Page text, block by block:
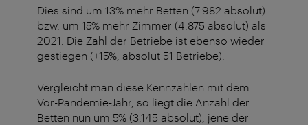
Dies sind um 13% mehr Betten (7.982 absolut)
bzw. um 15% mehr Zimmer (4.875 absolut) als
2021. Die Zahl der Betriebe ist ebenso wieder
gestiegen (+15%, absolut 51 Betriebe).
Vergleicht man diese Kennzahlen mit dem
Vor-Pandemie-Jahr, so liegt die Anzahl der
Betten nun um 5% (3.145 absolut), jene der